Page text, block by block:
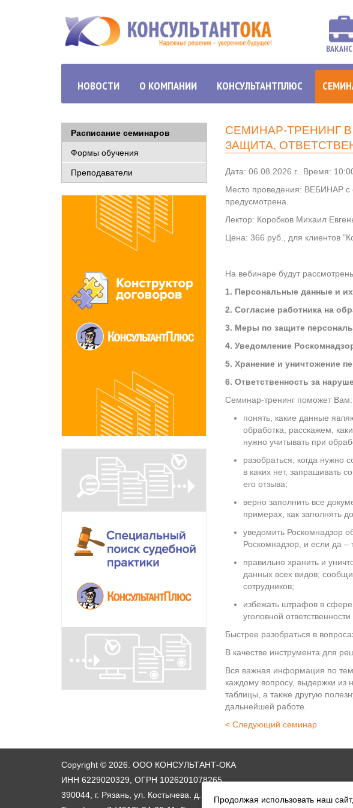
НОВОСТИ О КОМПАНИИ КОНСУЛЬТАНТПЛЮС
Расписание семинаров
Формы обучения
Преподаватели
СЕМИНАР-ТРЕНИНГ
ЗАЩИТА,
Дата: 06.08.2026 г.. Время:
Место проведения: ВЕБИНАР с
предусмотрена.
Лектор: Коробков Михаил
Цена: 366 руб., для клиентов
На вебинаре будут
1. Персональные данные и
2. Согласие работника на
3. Меры по защите
4. Уведомление
5. Хранение и уничтожение
6. Ответственность за
Семинар-тренинг поможет Вам:
понять, какие данные
обработка; расскажем,
нужно учитывать при
разобраться, когда нужно
в каких нет, запрашивать
его отзыва;
верно заполнить все
примерах, как заполнять
уведомить Роскомнадзор
Роскомнадзор, и если да –
правильно хранить и
данных всех видов;
сотрудников;
избежать штрафов в
уголовной
Быстрее разобраться в
В качестве инструмента для
Вся важная информация по
каждому вопросу, выдержки
таблицы, а также другую
дальнейшей работе.
< Следующий семинар
Copyright © 2026. ООО КОНСУЛЬТАНТ-ОКА
ИНН 6229020329, ОГРН 1026201078265
390044, г. Рязань, ул. Костычева. д. 9,
схема проезда
Продолжая использовать наш